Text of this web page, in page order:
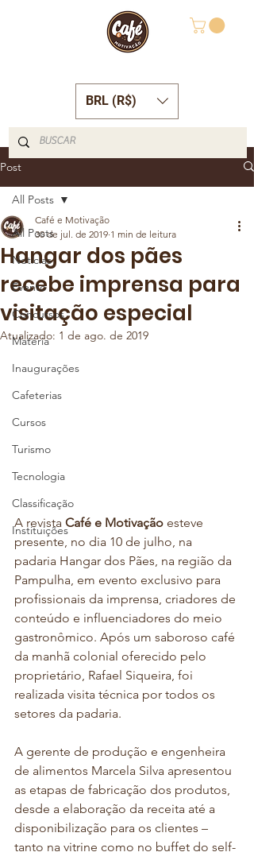
BRL (R$)
Post
All Posts
Notícias
Evento
Concursos
Matéria
Inaugurações
Cafeterias
Cursos
Turismo
Tecnologia
Classificação
Instituições
All Posts
Hangar dos pães
recebe imprensa para
visitação especial
Café e Motivação
30 de jul. de 2019 1 min de leitura
Atualizado: 1 de ago. de 2019
A revista Café e Motivação esteve
presente, no dia 10 de julho, na
padaria Hangar dos Pães, na região da
Pampulha, em evento exclusivo para
profissionais da imprensa, criadores de
conteúdo e influenciadores do meio
gastronômico. Após um saboroso café
da manhã colonial oferecido pelo
proprietário, Rafael Siqueira, foi
realizada visita técnica por todos os
setores da padaria.
A gerente de produção e engenheira
de alimentos Marcela Silva apresentou
as etapas de fabricação dos produtos,
desde a elaboração da receita até a
disponibilização para os clientes –
tanto na vitrine como no buffet do self-